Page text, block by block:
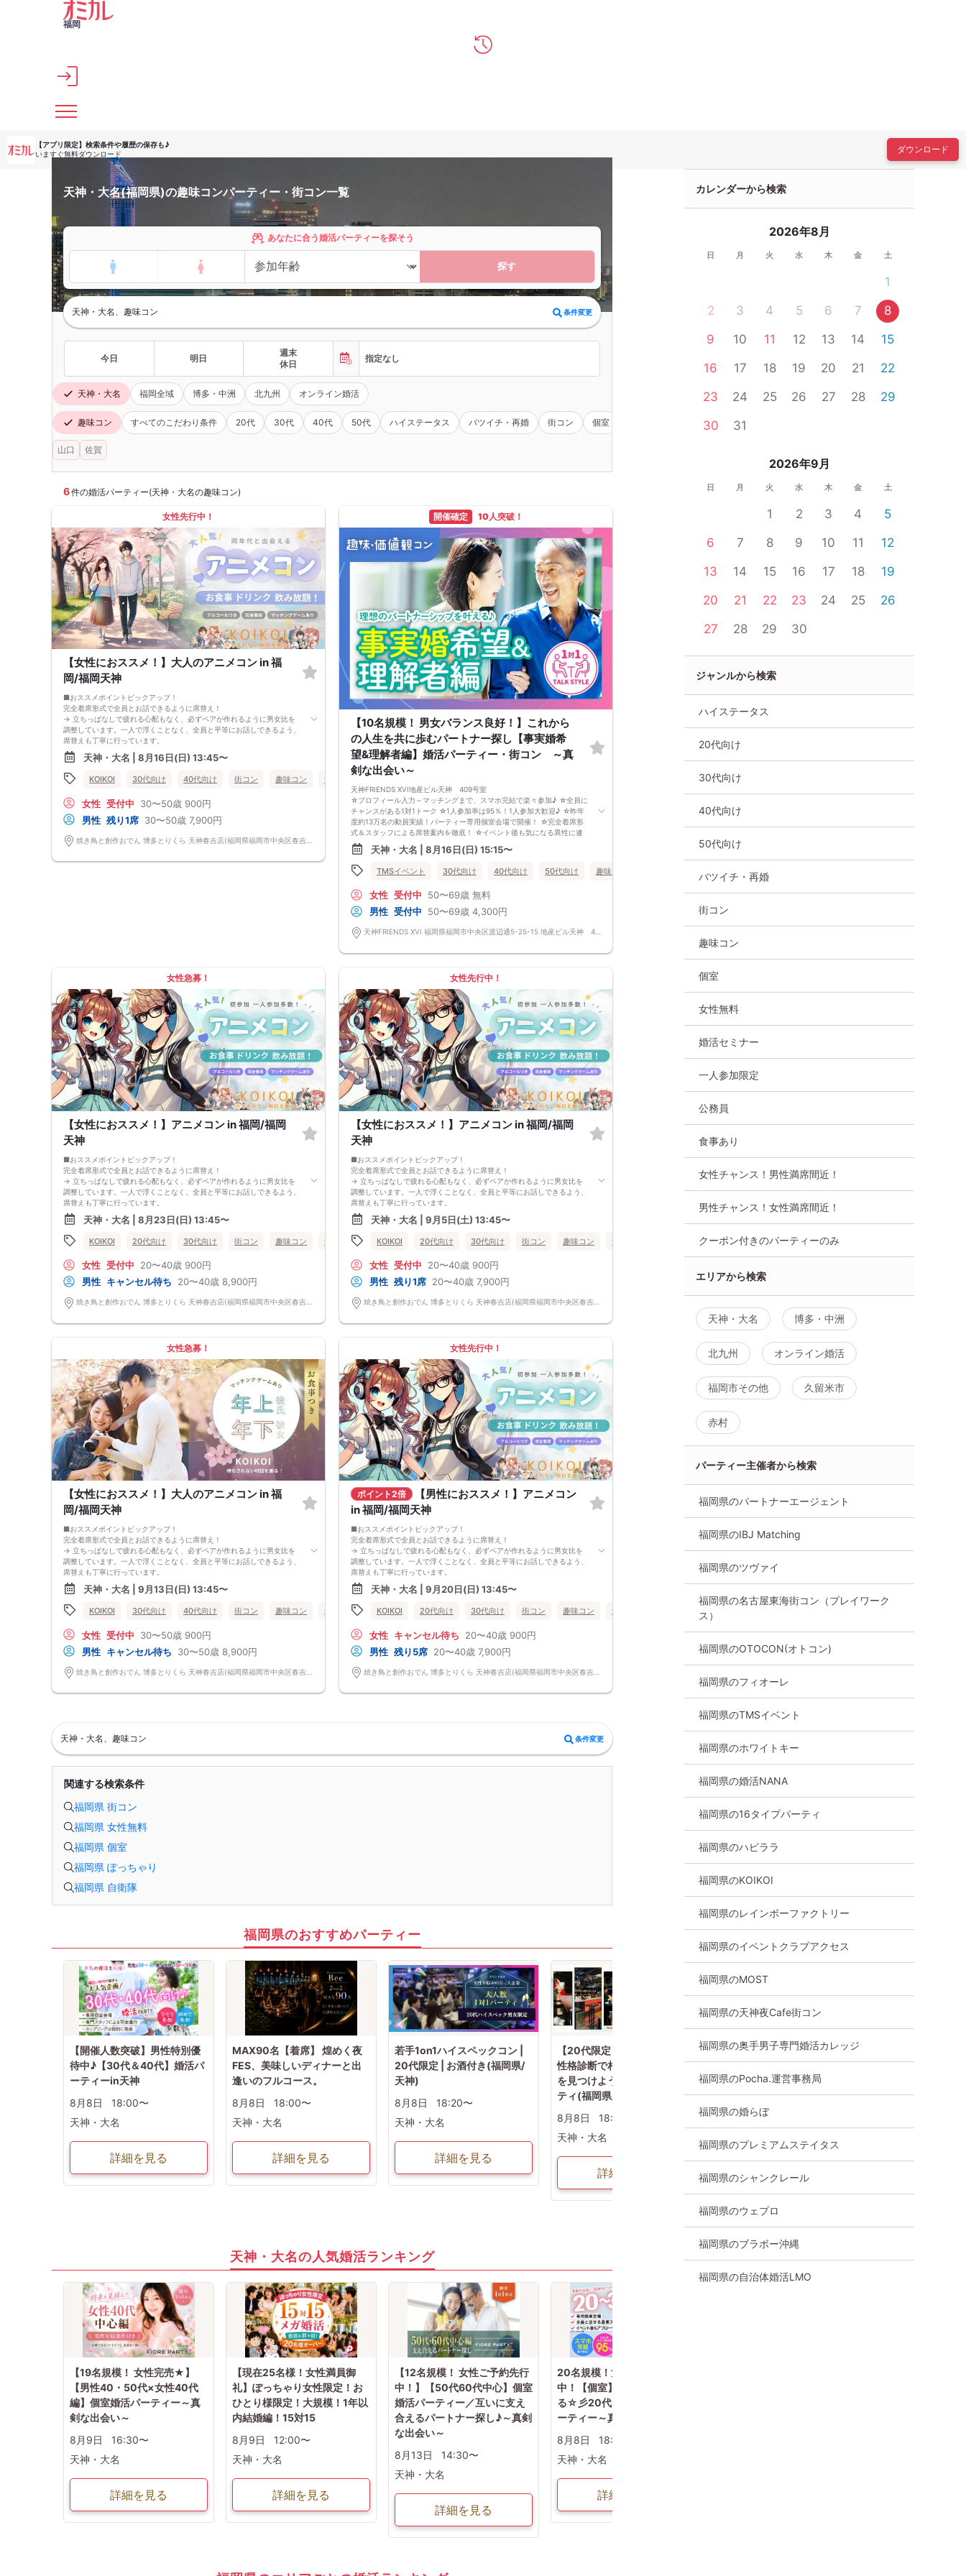
メインコンテンツへスキップ
福岡
【アプリ限定】 検索条件や履歴の保存も♪
いますぐ無料ダウンロード
ダウンロード
天神・大名(福岡県)の趣味コンパーティー・街コン一覧
あなたに合う婚活パーティーを探そう
探す
天神・大名、趣味コン 条件変更
今日 明日
週末
休日
指定なし
天神・大名 福岡全域 博多・中洲 北九州 オンライン婚活
趣味コン すべてのこだわり条件 20代 30代 40代 50代 ハイステータス バツイチ・再婚 街コン 個室 婚活セミナー
山口 佐賀
6件の婚活パーティー(天神・大名の趣味コン)
女性先行中！
【女性におススメ！】大人のアニメコン in 福
岡/福岡天神
■おススメポイントピックアップ！
完全着席形式で全員とお話できるように席替え！
→ 立ちっぱなしで疲れる心配もなく、必ずペアが作れるように男女比を
調整しています。一人で浮くことなく、全員と平等にお話しできるよう、
席替えも丁寧に行っています。
会話を盛り上げるプロフィールシート＆アニメ一覧表！
→ 趣味や好みからスムーズに会話がスタート！「何を話そう…」と悩むこ
となく、共通の話題で盛り上がれます。
自然なつながりをサポートするマッチングゲーム開催！
るように返却されるので安心です。
■最少催行人数
男女4対4
■中止判断タイミング
前日20時、または開催6時間前の時点で最少開催人数に満たない場合
天神・大名 | 8月16日(日) 13:45〜
KOIKOI 30代向け 40代向け 街コン 趣味コン 食事あり
女性 受付中 30〜50歳 900円
男性 残り1席 30〜50歳 7,900円
開催確定 10人突破！
【10名規模！ 男女バランス良好！】これから
の人生を共に歩むパートナー探し【事実婚希
望&理解者編】婚活パーティー・街コン ～真
剣な出会い～
天神FRIENDS XVI地産ビル天神 409号室
☆プロフィール入力～マッチングまで、スマホ完結で楽々参加♪ ☆全員に
チャンスがある1対1トーク ☆1人参加率は95％！1人参加大歓迎♪ ☆昨年
度約13万名の動員実績！パーティー専用個室会場で開催！ ☆完全着席形
式＆スタッフによる席替案内を徹底！ ☆イベント後も気になる異性に連
絡先が送れる♪（※アフターアプローチ機能） スタッフの進行で全員の方
とお話できるので、フリータイムで放置されて人気の方と一度もお話でき
ずに気が付いたらイベント終了・・・ということは一切ありません！
【持ち物について】 ・ご本人様確認書類（無い場合はキャンセル扱いと
（こちらのパーティーはスマホを使用したパーティーになります。システ
ムの関係上、カードスタイルに切り替えて催行する場合がございます。）
・なるべくお釣銭がでないようご用意いただけますと幸いです。 【ご参
加前にご確認ください】 ・Wi-Fiの用意はありませんので、ネット環境が
万全でない場合にはご参加いただけません。 ・充電器の貸し出しは行っ
裕をもったご来場をお願いいたします。 ※集客状況に応じてサムネイル等
が変更になる場合がございます。 参加年齢と参加条件は変更されません
のでご安心ください。
天神・大名 | 8月16日(日) 15:15〜
TMSイベント 30代向け 40代向け 50代向け 趣味コン 福岡県 天神・大名
女性 受付中 50〜69歳 無料
男性 受付中 50〜69歳 4,300円
天神FRIENDS XVI 福岡県福岡市中央区渡辺通5-25-15 地産ビル天神 409号室
女性急募！
【女性におススメ！】アニメコン in 福岡/福岡
天神
■おススメポイントピックアップ！
完全着席形式で全員とお話できるように席替え！
→ 立ちっぱなしで疲れる心配もなく、必ずペアが作れるように男女比を
調整しています。一人で浮くことなく、全員と平等にお話しできるよう、
席替えも丁寧に行っています。
会話を盛り上げるプロフィールシート＆アニメ一覧表！
→ 趣味や好みからスムーズに会話がスタート！「何を話そう…」と悩むこ
となく、共通の話題で盛り上がれます。
自然なつながりをサポートするマッチングゲーム開催！
るように返却されるので安心です。
■最少催行人数
男女4対4
■中止判断タイミング
前日20時、または開催6時間前の時点で最少開催人数に満たない場合
→ お酒が飲めない方にはソフトドリンクも豊富にご用意しています！
天神・大名 | 8月23日(日) 13:45〜
KOIKOI 20代向け 30代向け 街コン 趣味コン 食事あり 福岡県 天神・大名
女性 受付中 20〜40歳 900円
男性 キャンセル待ち 20〜40歳 8,900円
女性先行中！
【女性におススメ！】アニメコン in 福岡/福岡
天神
■おススメポイントピックアップ！
完全着席形式で全員とお話できるように席替え！
→ 立ちっぱなしで疲れる心配もなく、必ずペアが作れるように男女比を
調整しています。一人で浮くことなく、全員と平等にお話しできるよう、
席替えも丁寧に行っています。
会話を盛り上げるプロフィールシート＆アニメ一覧表！
→ 趣味や好みからスムーズに会話がスタート！「何を話そう…」と悩むこ
となく、共通の話題で盛り上がれます。
自然なつながりをサポートするマッチングゲーム開催！
るように返却されるので安心です。
■最少催行人数
男女4対4
■中止判断タイミング
前日20時、または開催6時間前の時点で最少開催人数に満たない場合
→ お酒が飲めない方にはソフトドリンクも豊富にご用意しています！
天神・大名 | 9月5日(土) 13:45〜
KOIKOI 20代向け 30代向け 街コン 趣味コン 食事あり 天神・大名
女性 受付中 20〜40歳 900円
男性 残り1席 20〜40歳 7,900円
女性急募！
【女性におススメ！】大人のアニメコン in 福
岡/福岡天神
■おススメポイントピックアップ！
完全着席形式で全員とお話できるように席替え！
→ 立ちっぱなしで疲れる心配もなく、必ずペアが作れるように男女比を
調整しています。一人で浮くことなく、全員と平等にお話しできるよう、
席替えも丁寧に行っています。
会話を盛り上げるプロフィールシート＆アニメ一覧表！
→ 趣味や好みからスムーズに会話がスタート！「何を話そう…」と悩むこ
となく、共通の話題で盛り上がれます。
自然なつながりをサポートするマッチングゲーム開催！
るように返却されるので安心です。
■最少催行人数
男女4対4
■中止判断タイミング
前日20時、または開催6時間前の時点で最少開催人数に満たない場合
天神・大名 | 9月13日(日) 13:45〜
KOIKOI 30代向け 40代向け 街コン 趣味コン 食事あり 福岡県 天神・大名
女性 受付中 30〜50歳 900円
男性 キャンセル待ち 30〜50歳 8,900円
女性先行中！
ポイント2倍
【男性におススメ！】アニメコン
in 福岡/福岡天神
■おススメポイントピックアップ！
完全着席形式で全員とお話できるように席替え！
→ 立ちっぱなしで疲れる心配もなく、必ずペアが作れるように男女比を
調整しています。一人で浮くことなく、全員と平等にお話しできるよう、
席替えも丁寧に行っています。
会話を盛り上げるプロフィールシート＆アニメ一覧表！
→ 趣味や好みからスムーズに会話がスタート！「何を話そう…」と悩むこ
となく、共通の話題で盛り上がれます。
自然なつながりをサポートするマッチングゲーム開催！
るように返却されるので安心です。
■最少催行人数
男女4対4
■中止判断タイミング
前日20時、または開催6時間前の時点で最少開催人数に満たない場合
天神・大名 | 9月20日(日) 13:45〜
KOIKOI 20代向け 30代向け 街コン 趣味コン 食事あり 天神・大名
女性 キャンセル待ち 20〜40歳 900円
男性 残り5席 20〜40歳 7,900円
天神・大名、趣味コン 条件変更
関連する検索条件
福岡県 街コン
福岡県 女性無料
福岡県 個室
福岡県 ぽっちゃり
福岡県 自衛隊
福岡県のおすすめパーティー
【開催人数突破】男性特別優
待中♪【30代＆40代】婚活パ
ーティーin天神
8月8日
18:00〜
天神・大名
詳細を見る
MAX90名【着席】 煌めく夜
FES、美味しいディナーと出
逢いのフルコース。
8月8日
18:00〜
天神・大名
詳細を見る
若手1on1ハイスペックコン |
20代限定 | お酒付き(福岡県/
天神)
8月8日
18:20〜
天神・大名
詳細を見る
【20代限定 | お酒付き】MBTI
性格診断で相性の良いタイプ
を見つけよう！16タイプパー
ティ(福岡県/天神)
8月8日
18:20〜
天神・大名
詳細を見る
26歳以下中心！同世代で集ま
る交流パーティ☆友達作りも
大歓迎！(福岡県/天神)
詳細を見る
中！【個室】必ず
ーティー～真剣な
天神・大名の人気婚活ランキング
【19名規模！ 女性完売★】
【男性40・50代×女性40代
編】個室婚活パーティー～真
剣な出会い～
8月9日
16:30〜
天神・大名
詳細を見る
【現在25名様！女性満員御
礼】ぽっちゃり女性限定！お
ひとり様限定！大規模！1年以
内結婚編！15対15
8月9日
12:00〜
天神・大名
詳細を見る
【12名規模！ 女性ご予約先行
中！】【50代60代中心】個室
婚活パーティー／互いに支え
合えるパートナー探し♪～真剣
な出会い～
8月13日
14:30〜
天神・大名
詳細を見る
20名規模！女性ご予約先行
中！【個室】必ず全員と話せ
る☆彡20代30代中心婚活パ
ーティー～真剣な出会い～
8月8日
18:30〜
天神・大名
詳細を見る
カレンダーから検索
2026年8月
日 月 火 水 木 金 土
1
2
3 4 5 6 7
8
9
10 11 12 13 14
15
16
17 18 19 20 21
22
23
24 25 26 27 28
29
30
31
2026年9月
日 月 火 水 木 金 土
1 2 3 4
5
6
7 8 9 10 11
12
13
14 15 16 17 18
19
20
21 22 23 24 25
26
27
28 29 30
ジャンルから検索
ハイステータス
20代向け
30代向け
40代向け
50代向け
バツイチ・再婚
街コン
趣味コン
個室
女性無料
婚活セミナー
一人参加限定
公務員
食事あり
女性チャンス！男性満席間近！
男性チャンス！女性満席間近！
クーポン付きのパーティーのみ
エリアから検索
天神・大名 博多・中洲
北九州 オンライン婚活
福岡市その他 久留米市
赤村
パーティー主催者から検索
福岡県のパートナーエージェント
福岡県のIBJ Matching
福岡県のツヴァイ
福岡県の名古屋東海街コン（プレイワーク
ス）
福岡県のOTOCON(オトコン)
福岡県のフィオーレ
福岡県のTMSイベント
福岡県のホワイトキー
福岡県の婚活NANA
福岡県の16タイプパーティ
福岡県のハピララ
福岡県のKOIKOI
福岡県のレインボーファクトリー
福岡県のイベントクラブアクセス
福岡県のMOST
福岡県の天神夜Cafe街コン
福岡県の奥手男子専門婚活カレッジ
福岡県のPocha.運営事務局
福岡県の婚らぼ
福岡県のプレミアムステイタス
福岡県のシャンクレール
福岡県のウェプロ
福岡県のブラボー沖縄
福岡県の自治体婚活LMO